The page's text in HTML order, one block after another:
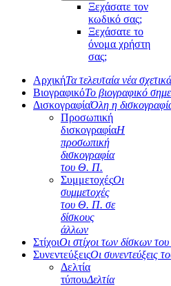
Ξεχάσατε τον
κωδικό σας;
Ξεχάσατε το
όνομα χρήστη
σας;
ΑρχικήΤα τελευταία νέα
ΒιογραφικόΤο βιογραφικό
ΔισκογραφίαΌλη η
Προσωπική
δισκογραφίαΗ
προσωπική
δισκογραφία
του Θ. Π.
ΣυμμετοχέςΟι
συμμετοχές
του Θ. Π. σε
δίσκους
άλλων
ΣτίχοιΟι στίχοι των δίσκων
ΣυνεντεύξειςΟι συνεντεύξεις
Δελτία
τύπουΔελτία